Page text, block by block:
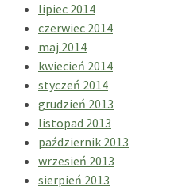
lipiec 2014
czerwiec 2014
maj 2014
kwiecień 2014
styczeń 2014
grudzień 2013
listopad 2013
październik 2013
wrzesień 2013
sierpień 2013